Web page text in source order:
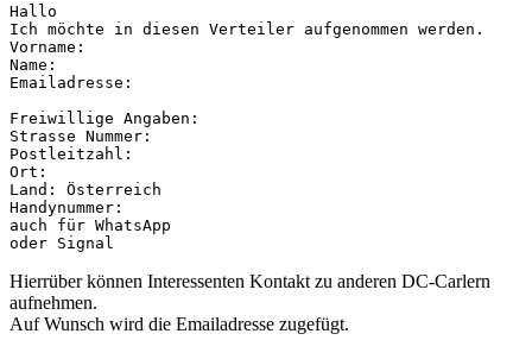
Hallo
Ich möchte in diesen Verteiler aufgenommen werden.
Vorname:
Name:
Emailadresse:
Freiwillige Angaben:
Strasse Nummer:
Postleitzahl:
Ort:
Land: Österreich
Handynummer:
auch für WhatsApp
Hierrüber können Interessenten Kontakt zu anderen DC-Carlern
aufnehmen.
Auf Wunsch wird die Emailadresse zugefügt.